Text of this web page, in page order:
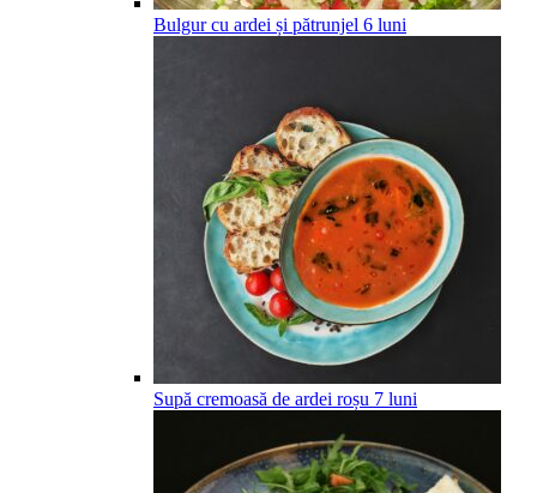
Bulgur cu ardei și pătrunjel 6 luni
Supă cremoasă de ardei roșu 7 luni